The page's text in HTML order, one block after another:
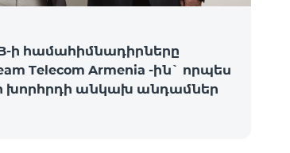
ի համահիմնադիրները
Telecom Armenia -ին` որպես
խորհրդի անկախ անդամներ